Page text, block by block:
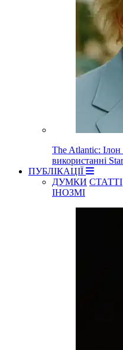
The Atlantic: Ілон
використанні
ПУБЛІКАЦІЇ
ДУМКИ СТАТТІ
ІНОЗМІ